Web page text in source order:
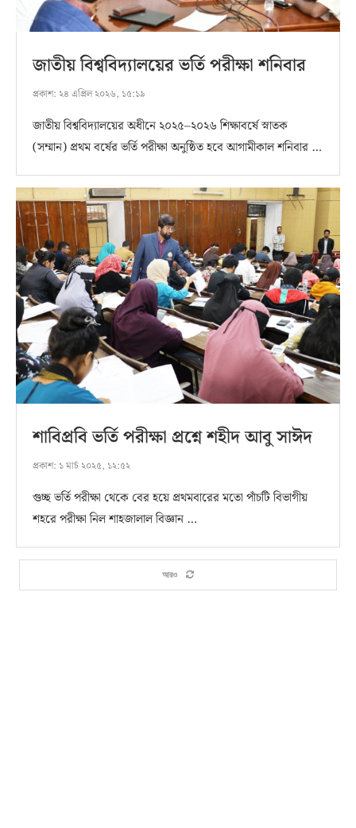
জাতীয় বিশ্ববিদ্যালয়ের ভর্তি পরীক্ষা শনিবার
প্রকাশ: ২৪ এপ্রিল ২০২৬, ১৫:১৯
জাতীয় বিশ্ববিদ্যালয়ের অধীনে ২০২৫–২০২৬ শিক্ষাবর্ষে স্নাতক
(সম্মান) প্রথম বর্ষের ভর্তি পরীক্ষা অনুষ্ঠিত হবে আগামীকাল শনিবার …
শাবিপ্রবি ভর্তি পরীক্ষা প্রশ্নে শহীদ আবু সাঈদ
প্রকাশ: ১ মার্চ ২০২৫, ১২:৫২
গুচ্ছ ভর্তি পরীক্ষা থেকে বের হয়ে প্রথমবারের মতো পাঁচটি বিভাগীয়
শহরে পরীক্ষা নিল শাহজালাল বিজ্ঞান …
আরও